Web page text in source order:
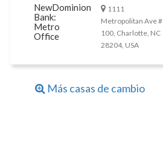
NewDominion
Bank:
Metro
Office
1111
Metropolitan Ave #
100, Charlotte, NC
28204, USA
Más casas de cambio